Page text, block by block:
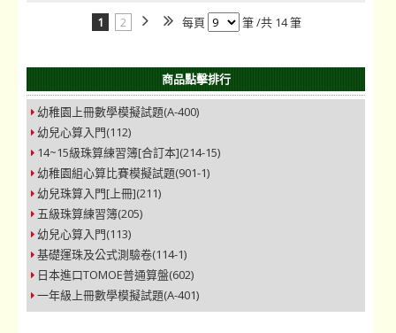
1 2 每頁 筆 /共 14 筆
商品點擊排行
幼稚園上冊數學模擬試題(A-400)
幼兒心算入門(112)
14~15級珠算練習簿[合訂本](214-15)
幼稚園組心算比賽模擬試題(901-1)
幼兒珠算入門[上冊](211)
五級珠算練習簿(205)
幼兒心算入門(113)
基礎運珠及公式測驗卷(114-1)
日本進口TOMOE普通算盤(602)
一年級上冊數學模擬試題(A-401)